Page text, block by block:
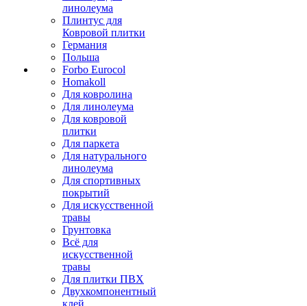
линолеума
Плинтус для
Ковровой плитки
Германия
Польша
Forbo Eurocol
Homakoll
Для ковролина
Для линолеума
Для ковровой
плитки
Для паркета
Для натурального
линолеума
Для спортивных
покрытий
Для искусственной
травы
Грунтовка
Всё для
искусственной
травы
Для плитки ПВХ
Двухкомпонентный
клей